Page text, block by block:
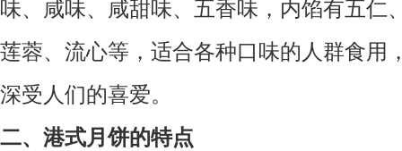
味、咸味、咸甜味、五香味，内馅有五仁
莲蓉、流心等，适合各种口味的人群食用
深受人们的喜爱。
二、港式月饼的特点